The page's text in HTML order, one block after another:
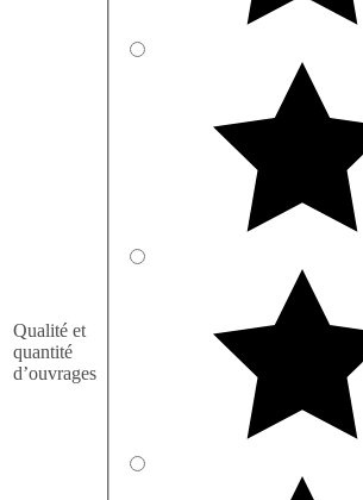
Qualité et
quantité
d’ouvrages